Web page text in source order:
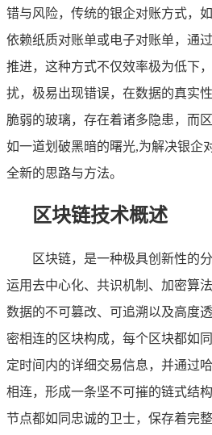
错与风险，传统的银企对账方式，
依赖纸质对账单或电子对账单，通
推进，这种方式不仅效率极为低下
扰，极易出现错误，在数据的真实
脆弱的玻璃，存在着诸多隐患，而
如一道划破黑暗的曙光,为解决银企
全新的思路与方法。
区块链技术概述
区块链，是一种极具创新性的
运用去中心化、共识机制、加密算
数据的不可篡改、可追溯以及高度
密相连的区块构成，每个区块都如
定时间内的详细交易信息，并通过
相连，形成一条坚不可摧的链式结
节点都如同忠诚的卫士，保存着完